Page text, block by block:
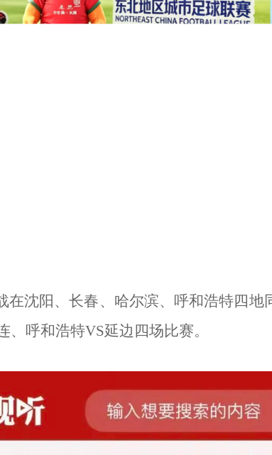
在沈阳、长春、哈尔滨、呼和浩特四
呼和浩特VS延边四场比赛。